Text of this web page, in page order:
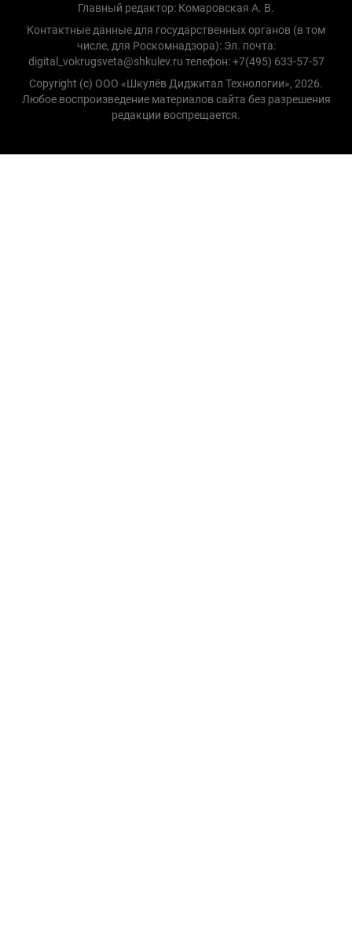
Главный редактор: Комаровская А. В.
Контактные данные для государственных органов (в том
числе, для Роскомнадзора): Эл. почта:
digital_vokrugsveta@shkulev.ru телефон: +7(495) 633-57-57
Copyright (с) ООО «Шкулёв Диджитал Технологии», 2026.
Любое воспроизведение материалов сайта без разрешения
редакции воспрещается.